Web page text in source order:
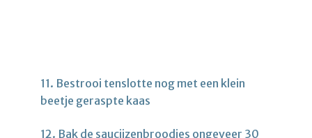
11. Bestrooi tenslotte nog met een klein
beetje geraspte kaas
12. Bak de saucijzenbroodjes ongeveer 30